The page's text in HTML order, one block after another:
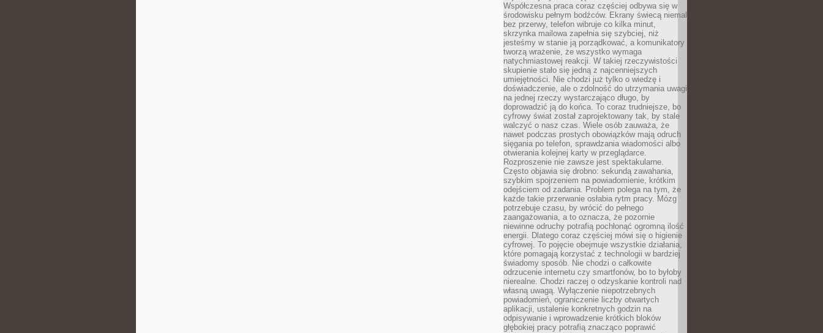
Współczesna praca coraz częściej odbywa się w
środowisku pełnym bodźców. Ekrany świecą niemal
bez przerwy, telefon wibruje co kilka minut,
skrzynka mailowa zapełnia się szybciej, niż
jesteśmy w stanie ją porządkować, a komunikatory
tworzą wrażenie, że wszystko wymaga
natychmiastowej reakcji. W takiej rzeczywistości
skupienie stało się jedną z najcenniejszych
umiejętności. Nie chodzi już tylko o wiedzę i
doświadczenie, ale o zdolność do utrzymania uwagi
na jednej rzeczy wystarczająco długo, by
doprowadzić ją do końca. To coraz trudniejsze, bo
cyfrowy świat został zaprojektowany tak, by stale
walczyć o nasz czas. Wiele osób zauważa, że
nawet podczas prostych obowiązków mają odruch
sięgania po telefon, sprawdzania wiadomości albo
otwierania kolejnej karty w przeglądarce.
Rozproszenie nie zawsze jest spektakularne.
Często objawia się drobno: sekundą zawahania,
szybkim spojrzeniem na powiadomienie, krótkim
odejściem od zadania. Problem polega na tym, że
każde takie przerwanie osłabia rytm pracy. Mózg
potrzebuje czasu, by wrócić do pełnego
zaangażowania, a to oznacza, że pozornie
niewinne odruchy potrafią pochłonąć ogromną ilość
energii. Dlatego coraz częściej mówi się o higienie
cyfrowej. To pojęcie obejmuje wszystkie działania,
które pomagają korzystać z technologii w bardziej
świadomy sposób. Nie chodzi o całkowite
odrzucenie internetu czy smartfonów, bo to byłoby
nierealne. Chodzi raczej o odzyskanie kontroli nad
własną uwagą. Wyłączenie niepotrzebnych
powiadomień, ograniczenie liczby otwartych
aplikacji, ustalenie konkretnych godzin na
odpisywanie i wprowadzenie krótkich bloków
głębokiej pracy potrafią znacząco poprawić